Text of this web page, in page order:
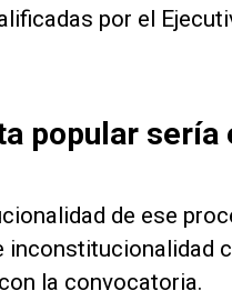
por el
popular sería
de ese
inconstitucionalidad
la convocatoria.